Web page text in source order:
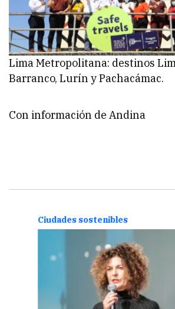
Lima Metropolitana: destinos
Barranco, Lurín y Pachacámac.
Con información de Andina
Ciudades sostenibles